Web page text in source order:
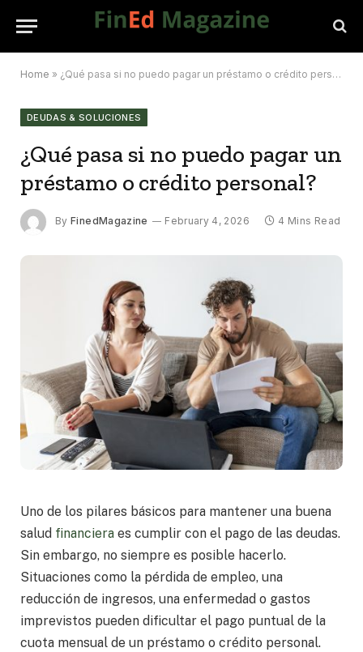
Home » ¿Qué pasa si no puedo pagar un préstamo o crédito personal?
DEUDAS & SOLUCIONES
¿Qué pasa si no puedo pagar un
préstamo o crédito personal?
By FinedMagazine February 4, 2026 4 Mins Read
Uno de los pilares básicos para mantener una buena
salud financiera es cumplir con el pago de las deudas.
Sin embargo, no siempre es posible hacerlo.
Situaciones como la pérdida de empleo, una
reducción de ingresos, una enfermedad o gastos
imprevistos pueden dificultar el pago puntual de la
cuota mensual de un préstamo o crédito personal.